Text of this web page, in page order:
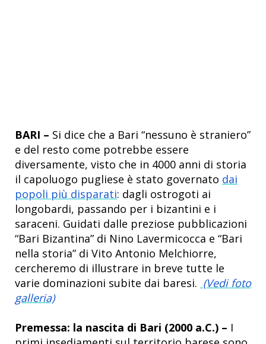
BARI – Si dice che a Bari “nessuno è straniero”
e del resto come potrebbe essere
diversamente, visto che in 4000 anni di storia
il capoluogo pugliese è stato governato dai
popoli più disparati: dagli ostrogoti ai
longobardi, passando per i bizantini e i
saraceni. Guidati dalle preziose pubblicazioni
“Bari Bizantina” di Nino Lavermicocca e “Bari
nella storia” di Vito Antonio Melchiorre,
cercheremo di illustrare in breve tutte le
varie dominazioni subite dai baresi. (Vedi foto
galleria)
Premessa: la nascita di Bari (2000 a.C.) – I